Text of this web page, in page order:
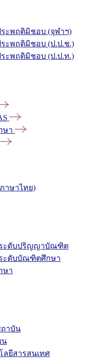
ระพฤติมิชอบ (จุฬาฯ)
ระพฤติมิชอบ (ป.ป.ช.)
ระพฤติมิชอบ (ป.ป.ท.)
ษา
าษาไทย)
ระดับปริญญาบัณฑิต
ะดับบัณฑิตศึกษา
ษา
าบัน
น
ลยีสารสนเทศ